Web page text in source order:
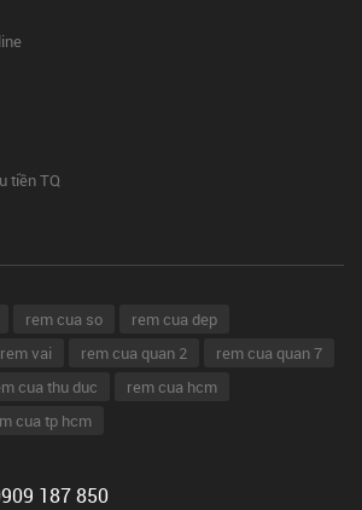
tiền TQ
rem cua so
rem cua dep
rem vai rem cua quan 2
rem cua quan 7
cua thu duc
rem cua hcm
cua tp hcm
187 850